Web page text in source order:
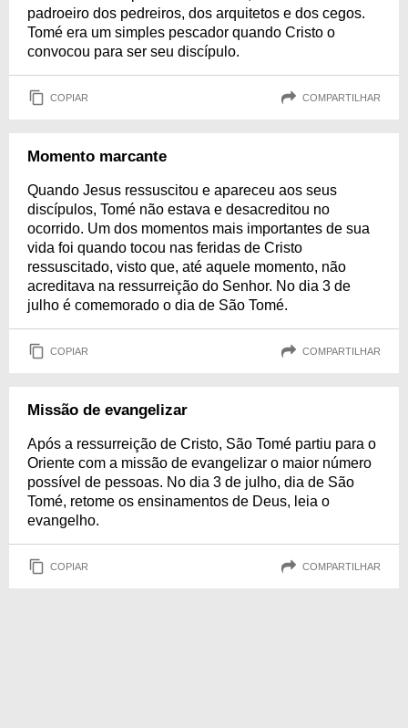
padroeiro dos pedreiros, dos arquitetos e dos cegos.
Tomé era um simples pescador quando Cristo o
convocou para ser seu discípulo.
COPIAR COMPARTILHAR
Momento marcante
Quando Jesus ressuscitou e apareceu aos seus
discípulos, Tomé não estava e desacreditou no
ocorrido. Um dos momentos mais importantes de sua
vida foi quando tocou nas feridas de Cristo
ressuscitado, visto que, até aquele momento, não
acreditava na ressurreição do Senhor. No dia 3 de
julho é comemorado o dia de São Tomé.
COPIAR COMPARTILHAR
Missão de evangelizar
Após a ressurreição de Cristo, São Tomé partiu para o
Oriente com a missão de evangelizar o maior número
possível de pessoas. No dia 3 de julho, dia de São
Tomé, retome os ensinamentos de Deus, leia o
evangelho.
COPIAR COMPARTILHAR